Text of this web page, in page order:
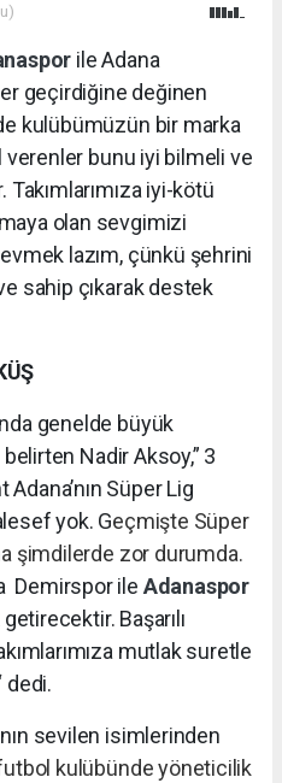
ile Adana
geçirdiğine değinen
kulübümüzün bir marka
verenler bunu iyi bilmeli ve
Takımlarımıza iyi-kötü
olan sevgimizi
lazım, çünkü şehrini
sahip çıkarak destek
genelde büyük
belirten Nadir Aksoy,” 3
Süper Lig
yok. Geçmişte Süper
şimdilerde zor durumda.
Demirspor ile Adanaspor
Başarılı
mutlak suretle
dedi.
sevilen isimlerinden
kulübünde yöneticilik